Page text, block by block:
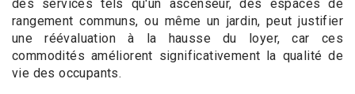
des services tels qu'un ascenseur, des espaces de
rangement communs, ou même un jardin, peut justifier
une réévaluation à la hausse du loyer, car ces
commodités améliorent significativement la qualité de
vie des occupants.